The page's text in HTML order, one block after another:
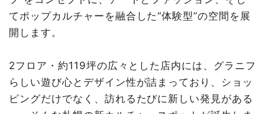
てポップカルチャーを融合した“体験型”の空間を展
開します。
2フロア・約119坪の広々とした店内には、グラニフ
らしい遊び心とデザイン性が詰まっており、ショッ
ピングだけでなく、訪れるたびに新しい発見がある